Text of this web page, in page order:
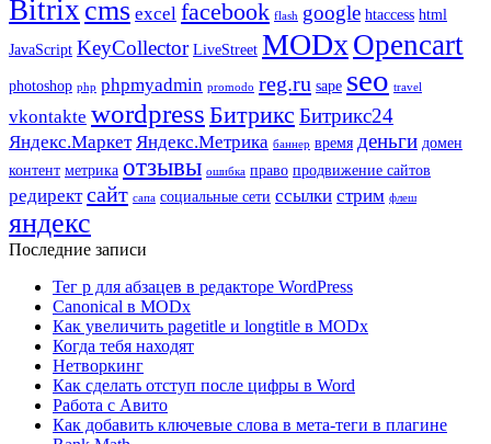
Bitrix cms excel facebook flash google htaccess html
JavaScript KeyCollector LiveStreet MODx Opencart
photoshop php phpmyadmin promodo reg.ru sape seo travel
vkontakte wordpress Битрикс Битрикс24
Яндекс.Маркет Яндекс.Метрика баннер время деньги домен
контент метрика отзывы ошибка право продвижение сайтов
редирект сайт сапа социальные сети ссылки стрим флеш
яндекс
Последние записи
Тег p для абзацев в редакторе WordPress
Canonical в MODx
Как увеличить pagetitle и longtitle в MODx
Когда тебя находят
Нетворкинг
Как сделать отступ после цифры в Word
Работа с Авито
Как добавить ключевые слова в мета-теги в плагине